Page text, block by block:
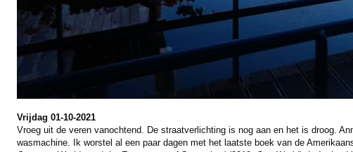
Vrijdag 01-10-2021
Vroeg uit de veren vanochtend. De straatverlichting is nog aan en het is droog.
wasmachine. Ik worstel al een paar dagen met het laatste boek van de